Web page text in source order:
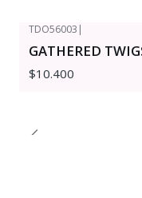
TDO56003 |
GATHERED
$10.400